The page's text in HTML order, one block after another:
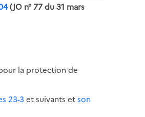
(JO n° 77 du 31 mars
la protection de
23-3 et suivants etson